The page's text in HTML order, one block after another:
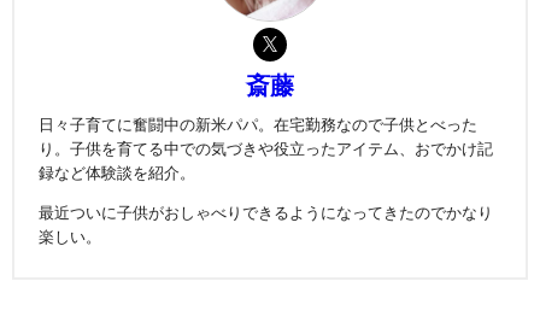
斎藤
日々子育てに奮闘中の新米パパ。在宅勤務なので子供とべった
り。子供を育てる中での気づきや役立ったアイテム、おでかけ記
録など体験談を紹介。
最近ついに子供がおしゃべりできるようになってきたのでかなり
楽しい。